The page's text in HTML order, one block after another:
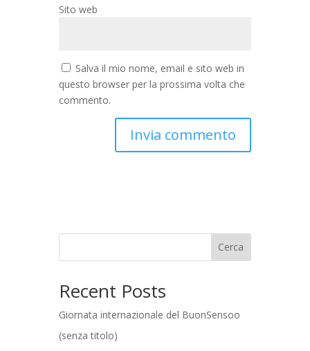
Sito web
Salva il mio nome, email e sito web in
questo browser per la prossima volta che
commento.
Cerca
Recent Posts
Giornata internazionale del BuonSensoo
(senza titolo)